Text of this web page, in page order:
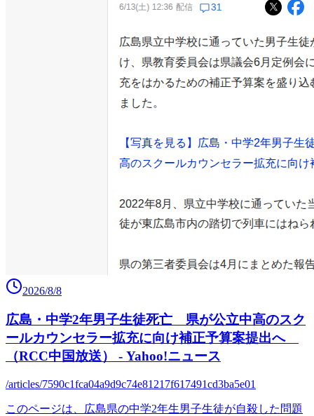
2026/8/8
広島・中学2年男子生徒死亡 県が公立中高のスク
ールカウンセラー拡充に向け補正予算案提出へ
（RCC中国放送） - Yahoo!ニュース
/articles/7590c1fca04a9d9c74e81217f617491cd3ba5e01
このページは、広島県の中学2年生男子生徒が自殺した問題